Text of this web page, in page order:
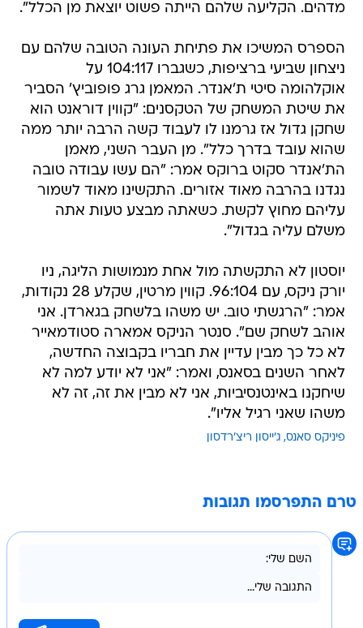
מדהים. הקליעה שלהם הייתה פשוט יוצאת מן הכלל".
הספרס המשיכו את פתיחת העונה הטובה שלהם עם
ניצחון שביעי ברציפות, כשגברו 104:117 על
אוקלהומה סיטי ת'אנדר. המאמן גרג פופוביץ' הסביר
את שיטת המשחק של הטקסנים: "קווין דוראנט הוא
שחקן גדול אז גרמנו לו לעבוד קשה הרבה יותר ממה
שהוא עובד בדרך כלל". מן העבר השני, מאמן
הת'אנדר סקוט ברוקס אמר: "הם עשו עבודה טובה
נגדנו בהרבה מאוד אזורים. התקשינו מאוד לשמור
עליהם מחוץ לקשת. כשאתה מבצע טעות אתה
משלם עליה בגדול".
יוסטון לא התקשתה מול אחת מנמושות הליגה, ניו
יורק ניקס, עם 96:104. קווין מרטין, שקלע 28 נקודות,
אמר: "הרגשתי טוב. יש משהו בלשחק בגארדן. אני
אוהב לשחק שם". סנטר הניקס אמארה סטודמאייר
לא כל כך מבין עדיין את חבריו בקבוצה החדשה,
לאחר השנים בסאנס, ואמר: "אני לא יודע למה לא
שיחקנו באינטנסיביות, אני לא מבין את זה, זה לא
משהו שאני רגיל אליו".
פיניקס סאנס ג'ייסון ריצ'רדסון
טרם התפרסמו תגובות